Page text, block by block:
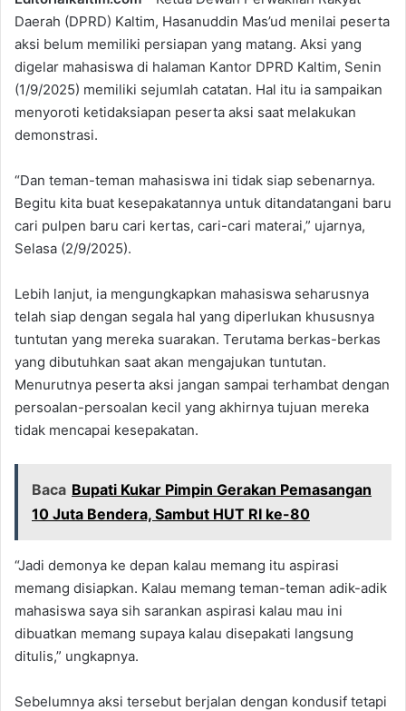
Daerah (DPRD) Kaltim, Hasanuddin Mas’ud menilai peserta
aksi belum memiliki persiapan yang matang. Aksi yang
digelar mahasiswa di halaman Kantor DPRD Kaltim, Senin
(1/9/2025) memiliki sejumlah catatan. Hal itu ia sampaikan
menyoroti ketidaksiapan peserta aksi saat melakukan
demonstrasi.
“Dan teman-teman mahasiswa ini tidak siap sebenarnya.
Begitu kita buat kesepakatannya untuk ditandatangani baru
cari pulpen baru cari kertas, cari-cari materai,” ujarnya,
Selasa (2/9/2025).
Lebih lanjut, ia mengungkapkan mahasiswa seharusnya
telah siap dengan segala hal yang diperlukan khususnya
tuntutan yang mereka suarakan. Terutama berkas-berkas
yang dibutuhkan saat akan mengajukan tuntutan.
Menurutnya peserta aksi jangan sampai terhambat dengan
persoalan-persoalan kecil yang akhirnya tujuan mereka
tidak mencapai kesepakatan.
Baca Bupati Kukar Pimpin Gerakan Pemasangan
10 Juta Bendera, Sambut HUT RI ke-80
“Jadi demonya ke depan kalau memang itu aspirasi
memang disiapkan. Kalau memang teman-teman adik-adik
mahasiswa saya sih sarankan aspirasi kalau mau ini
dibuatkan memang supaya kalau disepakati langsung
ditulis,” ungkapnya.
Sebelumnya aksi tersebut berjalan dengan kondusif tetapi